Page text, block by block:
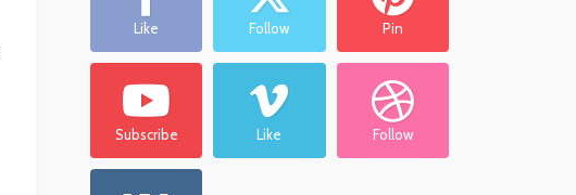
Like Follow Pin
Subscribe Like Follow